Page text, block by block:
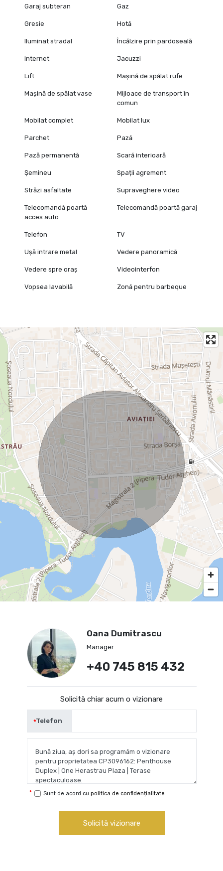
Garaj subteran Gaz
Gresie Hotă
Iluminat stradal Încălzire prin pardoseală
Internet Jacuzzi
Lift Mașină de spălat rufe
Mașină de spălat vase
Mijloace de transport în
comun
Mobilat complet Mobilat lux
Parchet Pază
Pază permanentă Scară interioară
Șemineu Spații agrement
Străzi asfaltate Supraveghere video
Telecomandă poartă
acces auto
Telecomandă poartă garaj
Telefon TV
Ușă intrare metal Vedere panoramică
Vedere spre oraș Videointerfon
Vopsea lavabilă Zonă pentru barbeque
Oana Dumitrascu
Manager
+40 745 815 432
Solicită chiar acum o vizionare
Telefon
Sunt de acord cu politica de confidențialitate
Solicită vizionare